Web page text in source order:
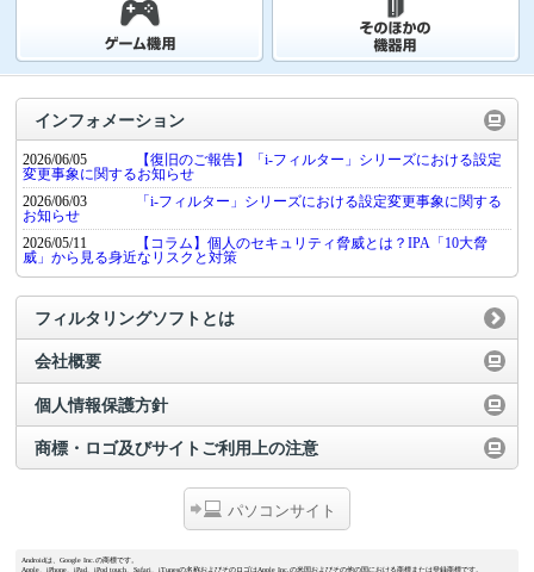
インフォメーション
2026/06/05
【復旧のご報告】「i-フィルター」シリーズにおける設定
変更事象に関するお知らせ
2026/06/03
「i-フィルター」シリーズにおける設定変更事象に関する
お知らせ
2026/05/11
【コラム】個人のセキュリティ脅威とは？IPA「10大脅
威」から見る身近なリスクと対策
フィルタリングソフトとは
会社概要
個人情報保護方針
商標・ロゴ及びサイトご利用上の注意
パソコンサイト
Androidは、Google Inc.の商標です。
Apple、iPhone、iPad、iPod touch、Safari、iTunesの名称およびそのロゴはApple Inc.の米国およびその他の国における商標または登録商標です。